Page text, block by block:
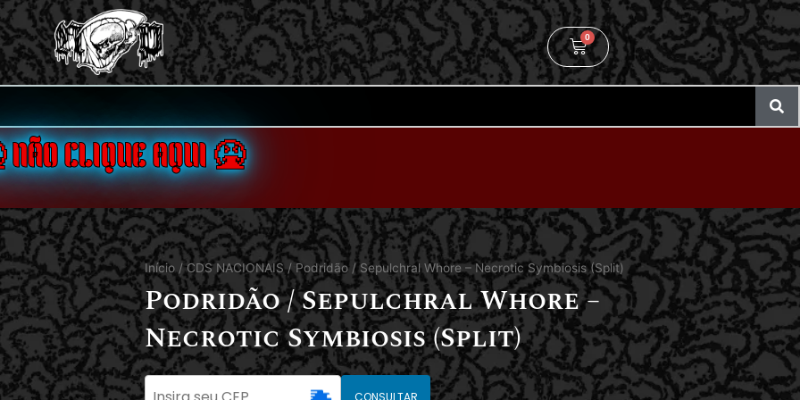
0
CLIQUE AQUI 🤮
Início /CDS NACIONAIS/ Podridão / Sepulchral Whore – Necrotic Symbiosis (Split)
Podridão / Sepulchral Whore –
Necrotic Symbiosis (Split)
CONSULTAR